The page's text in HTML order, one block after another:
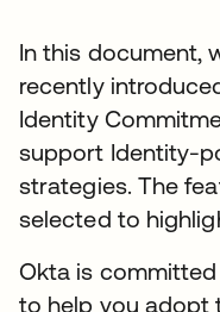
In this document,
recently
Identity
support Identity-
strategies. The
selected to
Okta is
to help you adopt